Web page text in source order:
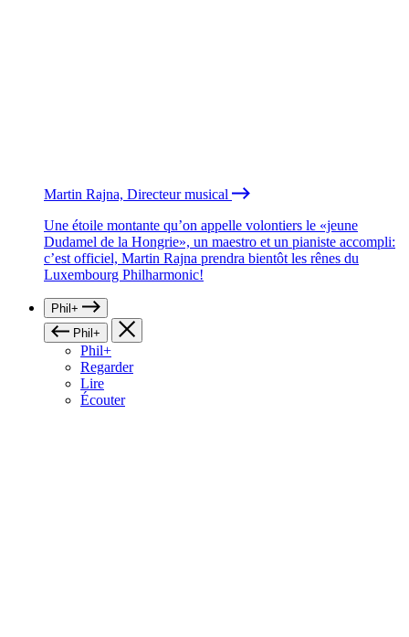
Martin Rajna, Directeur musical
Une étoile montante qu’on appelle volontiers le «jeune
Dudamel de la Hongrie», un maestro et un pianiste accompli:
c’est officiel, Martin Rajna prendra bientôt les rênes du
Luxembourg Philharmonic!
Phil+
Phil+
Phil+
Regarder
Lire
Écouter